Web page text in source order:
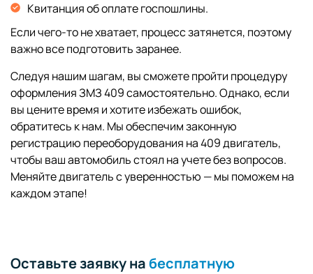
Квитанция об оплате госпошлины.
Если чего-то не хватает, процесс затянется, поэтому
важно все подготовить заранее.
Следуя нашим шагам, вы сможете пройти процедуру
оформления ЗМЗ 409 самостоятельно. Однако, если
вы цените время и хотите избежать ошибок,
обратитесь к нам. Мы обеспечим законную
регистрацию переоборудования на 409 двигатель,
чтобы ваш автомобиль стоял на учете без вопросов.
Меняйте двигатель с уверенностью — мы поможем на
каждом этапе!
Оставьте заявку набесплатную